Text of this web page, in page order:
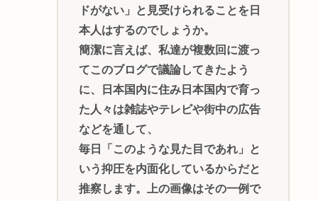
ドがない」と見受けられることを日
本人はするのでしょうか。
簡潔に言えば、私達が複数回に渡っ
てこのブログで議論してきたよう
に、日本国内に住み日本国内で育っ
た人々は雑誌やテレビや街中の広告
などを通して、
毎日「このような見た目であれ」と
いう抑圧を内面化しているからだと
推察します。上の画像はその一例で